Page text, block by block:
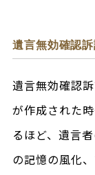
遺言無効確認
遺言無効確認
が作成された
るほど、遺言
の記憶の風化